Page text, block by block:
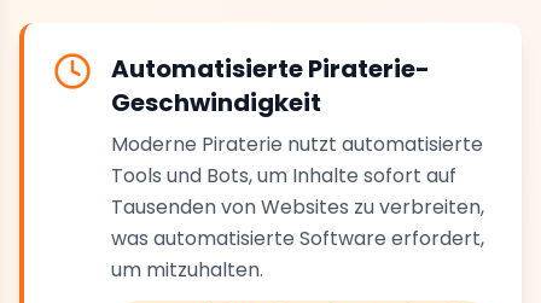
Automatisierte Piraterie-
Geschwindigkeit
Moderne Piraterie nutzt automatisierte
Tools und Bots, um Inhalte sofort auf
Tausenden von Websites zu verbreiten,
was automatisierte Software erfordert,
um mitzuhalten.